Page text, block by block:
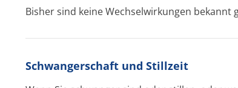
Bisher sind keine Wechselwirkungen bekannt
Schwangerschaft und Stillzeit